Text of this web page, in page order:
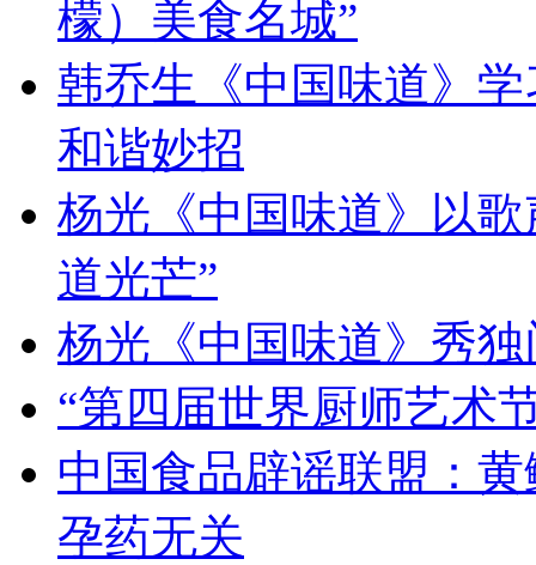
檬）美食名城”
韩乔生《中国味道》
和谐妙招
杨光《中国味道》以
道光芒”
杨光《中国味道》秀
“第四届世界厨师艺术
中国食品辟谣联盟：
孕药无关